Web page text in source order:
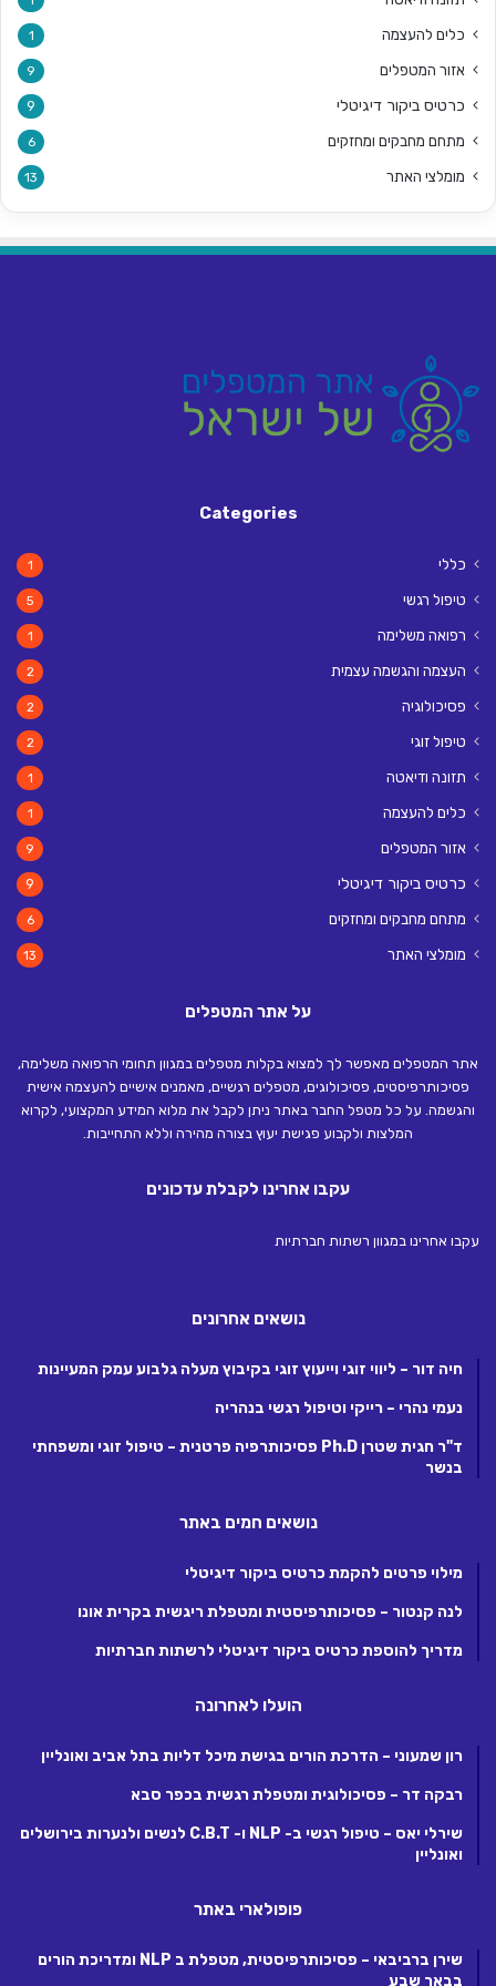
כלים להעצמה 1
אזור המטפלים 9
כרטיס ביקור דיגיטלי 9
מתחם מחבקים ומחזקים 6
מומלצי האתר 13
Categories
כללי 1
טיפול רגשי 5
רפואה משלימה 1
העצמה והגשמה עצמית 2
פסיכולוגיה 2
טיפול זוגי 2
תזונה ודיאטה 1
כלים להעצמה 1
אזור המטפלים 9
כרטיס ביקור דיגיטלי 9
מתחם מחבקים ומחזקים 6
מומלצי האתר 13
על אתר המטפלים
אתר המטפלים מאפשר לך למצוא בקלות מטפלים במגוון תחומי הרפואה משלימה,
פסיכותרפיסטים, פסיכולוגים, מטפלים רגשיים, מאמנים אישיים להעצמה אישית
והגשמה. על כל מטפל החבר באתר ניתן לקבל את מלוא המידע המקצועי, לקרוא
המלצות ולקבוע פגישת יעוץ בצורה מהירה וללא התחייבות.
עקבו אחרינו לקבלת עדכונים
עקבו אחרינו במגוון רשתות חברתיות
נושאים אחרונים
חיה דור – ליווי זוגי וייעוץ זוגי בקיבוץ מעלה גלבוע עמק המעיינות
נעמי נהרי – רייקי וטיפול רגשי בנהריה
ד"ר חגית שטרן Ph.D פסיכותרפיה פרטנית – טיפול זוגי ומשפחתי
בנשר
נושאים חמים באתר
מילוי פרטים להקמת כרטיס ביקור דיגיטלי
לנה קנטור – פסיכותרפיסטית ומטפלת ריגשית בקרית אונו
מדריך להוספת כרטיס ביקור דיגיטלי לרשתות חברתיות
הועלו לאחרונה
רון שמעוני – הדרכת הורים בגישת מיכל דליות בתל אביב ואונליין
רבקה דר – פסיכולוגית ומטפלת רגשית בכפר סבא
שירלי יאס – טיפול רגשי ב- NLP ו- C.B.T לנשים ולנערות בירושלים
ואונליין
פופולארי באתר
שירן ברביבאי – פסיכותרפיסטית, מטפלת ב NLP ומדריכת הורים
בבאר שבע